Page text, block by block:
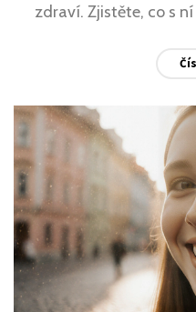
zdraví. Zjistěte, co s